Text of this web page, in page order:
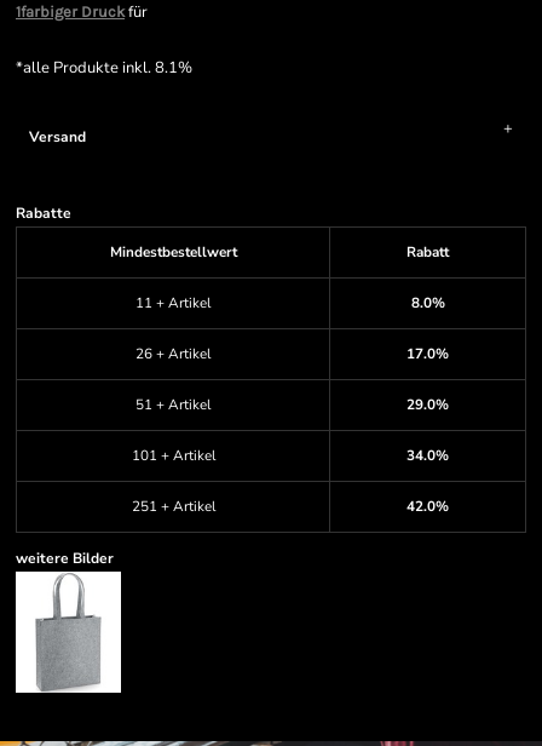
1farbiger Druckfür
*alle Produkte inkl. 8.1%
Versand
Rabatte
Mindestbestellwert
Rabatt
11 + Artikel 8.0%
26 + Artikel 17.0%
51 + Artikel 29.0%
101 + Artikel 34.0%
251 + Artikel 42.0%
weitere Bilder